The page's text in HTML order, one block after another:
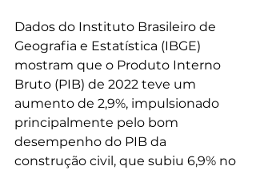
Dados do Instituto Brasileiro de
Geografia e Estatística (IBGE)
mostram que o Produto Interno
Bruto (PIB) de 2022 teve um
aumento de 2,9%, impulsionado
principalmente pelo bom
desempenho do PIB da
construção civil, que subiu 6,9% no